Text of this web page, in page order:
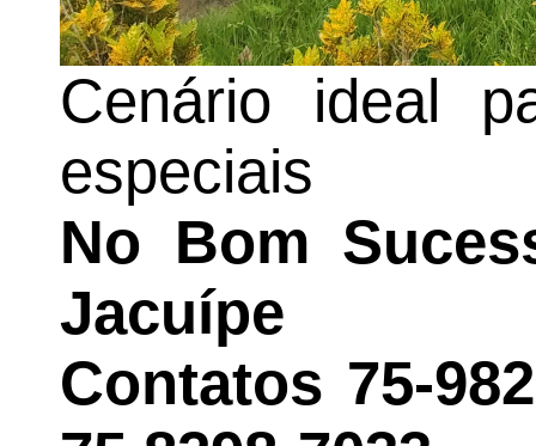
Cenário ideal
especiais
No Bom
Jacuípe
Contatos 75-